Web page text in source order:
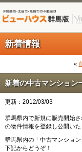
新着情報
«
新着の中古マンション
更新：2012/03/03
群馬県内で新規に販売開始
の物件情報を登録し公開いた
群馬県内の「中古マンショ
下記からどうぞ！